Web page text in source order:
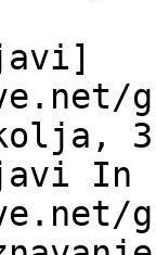
In